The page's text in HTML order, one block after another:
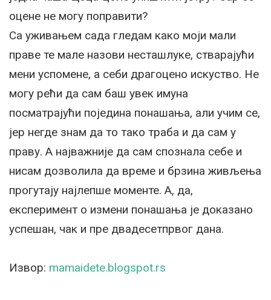
оцене не могу поправити?
Са уживањем сада гледам како моји мали
праве те мале назови несташлуке, стварајући
мени успомене, а себи драгоцено искуство. Не
могу рећи да сам баш увек имуна
посматрајући поједина понашања, али учим се,
јер негде знам да то тако траба и да сам у
праву. А најважније да сам спознала себе и
нисам дозволила да време и брзина живљења
прогутају најлепше моменте. А, да,
експеримент о измени понашања је доказано
успешан, чак и пре двадесетпрвог дана.
Извор: mamaidete.blogspot.rs